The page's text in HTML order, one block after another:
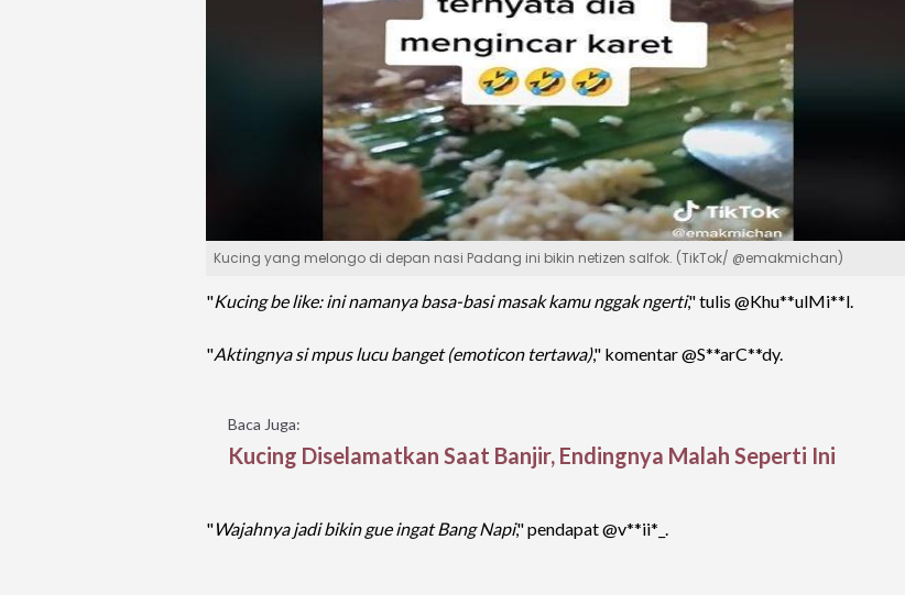
Kucing yang melongo di depan nasi Padang ini bikin netizen salfok. (TikTok/ @emakmichan)
"Kucing be like: ini namanya basa-basi masak kamu nggak ngerti," tulis @Khu**ulMi**l.
"Aktingnya si mpus lucu banget (emoticon tertawa)," komentar @S**arC**dy.
Baca Juga:
Kucing Diselamatkan Saat Banjir, Endingnya Malah Seperti Ini
"Wajahnya jadi bikin gue ingat Bang Napi," pendapat @v**ii*_.